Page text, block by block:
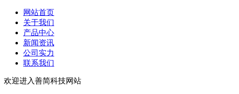
网站首页
关于我们
产品中心
新闻资讯
公司实力
联系我们
欢迎进入善简科技网站